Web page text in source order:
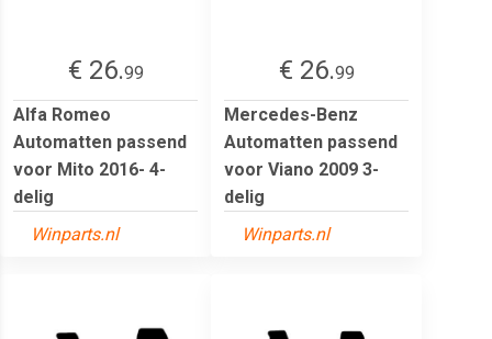
€ 26.99
Alfa Romeo
Automatten passend
voor Mito 2016- 4-
delig
Winparts.nl
€ 26.99
Mercedes-Benz
Automatten passend
voor Viano 2009 3-
delig
Winparts.nl